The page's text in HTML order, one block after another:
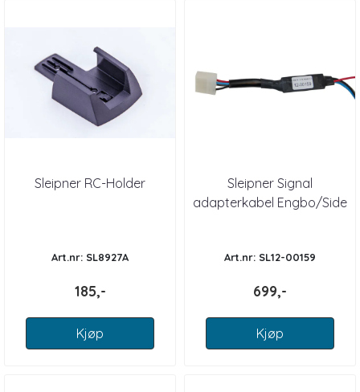
Sleipner RC-Holder
Art.nr: SL8927A
185,-
Kjøp
Sleipner Signal
adapterkabel Engbo/Side
Art.nr: SL12-00159
699,-
Kjøp